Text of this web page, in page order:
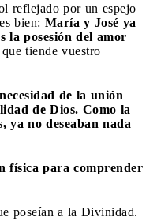
reflejado por un espejo
bien: María y José ya
la posesión del amor
tiende vuestro
de la unión
de Dios. Como la
ya no deseaban nada
física para comprender
poseían a la Divinidad.